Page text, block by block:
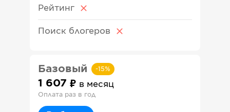
Рейтинг
Поиск блогеров
Базовый -15%
1 607 в месяц
Оплата раз в год